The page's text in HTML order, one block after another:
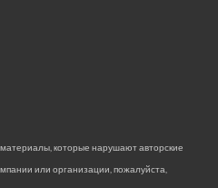
которые нарушают авторские
или организации, пожалуйста,